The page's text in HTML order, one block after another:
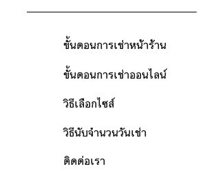
ขั้นตอนการเช่าหน้าร้าน
ขั้นตอนการเช่าออนไลน์
วิธีเลือกไซส์
วิธีนับจำนวนวันเช่า
ติดต่อเรา